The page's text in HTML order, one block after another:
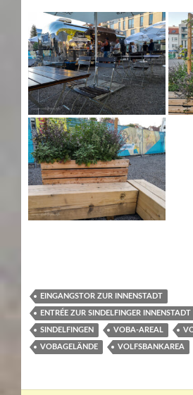
EINGANGSTOR ZUR INNENSTADT
ENTRÉE ZUR SINDELFINGER INNENSTADT
SINDELFINGEN VOBA-AREAL
VOBAGELÄNDE VOLFSBANKAREA